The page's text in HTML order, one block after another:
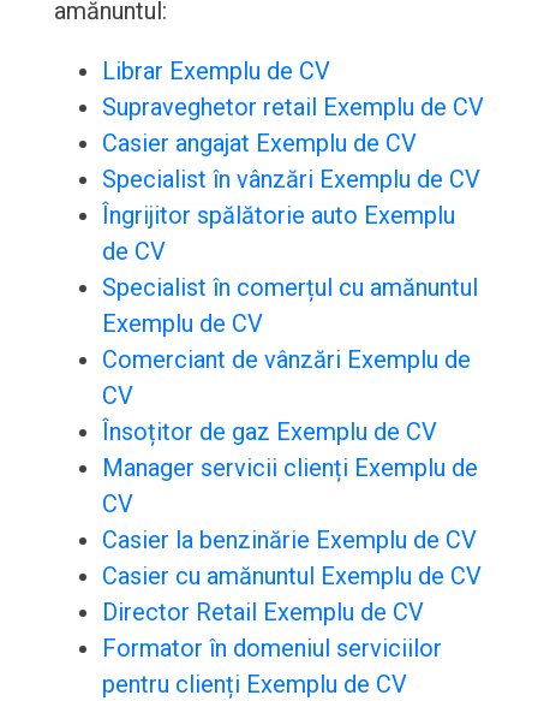
amănuntul:
Librar Exemplu de CV
Supraveghetor retail Exemplu de CV
Casier angajat Exemplu de CV
Specialist în vânzări Exemplu de CV
Îngrijitor spălătorie auto Exemplu
de CV
Specialist în comerțul cu amănuntul
Exemplu de CV
Comerciant de vânzări Exemplu de
CV
Însoțitor de gaz Exemplu de CV
Manager servicii clienți Exemplu de
CV
Casier la benzinărie Exemplu de CV
Casier cu amănuntul Exemplu de CV
Director Retail Exemplu de CV
Formator în domeniul serviciilor
pentru clienți Exemplu de CV